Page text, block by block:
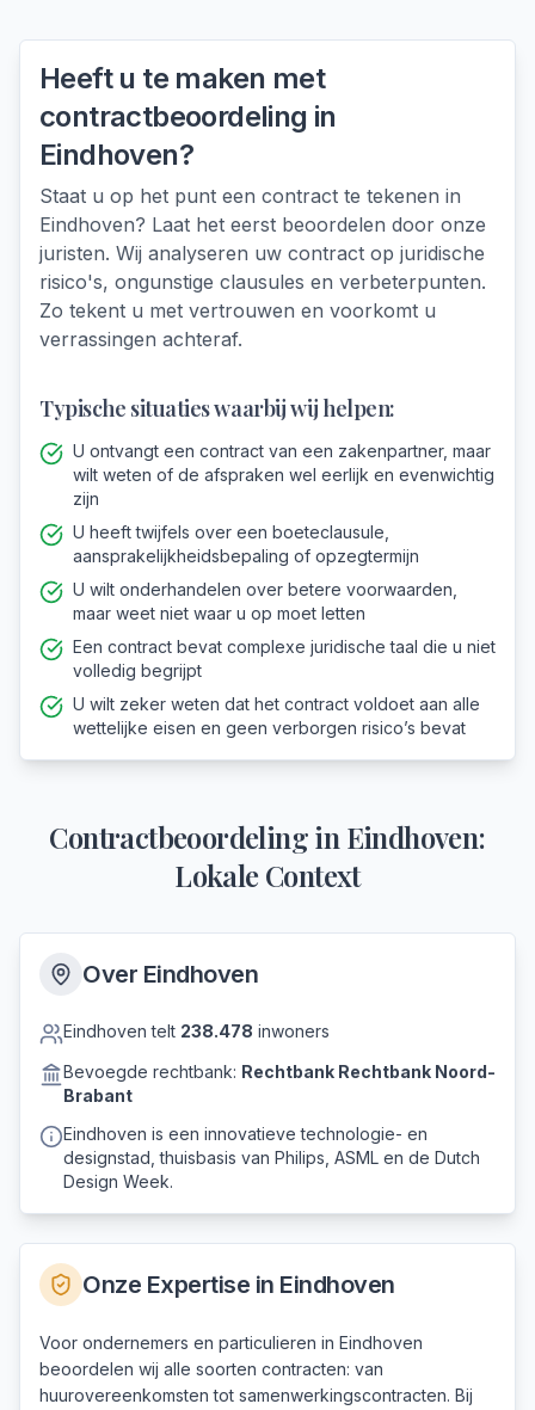
Heeft u te maken met
contractbeoordeling in
Eindhoven?
Staat u op het punt een contract te tekenen in
Eindhoven? Laat het eerst beoordelen door onze
juristen. Wij analyseren uw contract op juridische
risico's, ongunstige clausules en verbeterpunten.
Zo tekent u met vertrouwen en voorkomt u
verrassingen achteraf.
Typische situaties waarbij wij helpen:
U ontvangt een contract van een zakenpartner, maar
wilt weten of de afspraken wel eerlijk en evenwichtig
zijn
U heeft twijfels over een boeteclausule,
aansprakelijkheidsbepaling of opzegtermijn
U wilt onderhandelen over betere voorwaarden,
maar weet niet waar u op moet letten
Een contract bevat complexe juridische taal die u niet
volledig begrijpt
U wilt zeker weten dat het contract voldoet aan alle
wettelijke eisen en geen verborgen risico’s bevat
Contractbeoordelingin Eindhoven:
Lokale Context
Over Eindhoven
Eindhoven telt 238.478 inwoners
Bevoegde rechtbank: Rechtbank Rechtbank Noord-
Brabant
Eindhoven is een innovatieve technologie- en
designstad, thuisbasis van Philips, ASML en de Dutch
Design Week.
Onze Expertise in Eindhoven
Voor ondernemers en particulieren in Eindhoven
beoordelen wij alle soorten contracten: van
huurovereenkomsten tot samenwerkingscontracten. Bij